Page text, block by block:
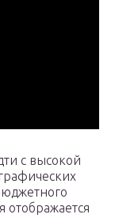
с высокой
отображается